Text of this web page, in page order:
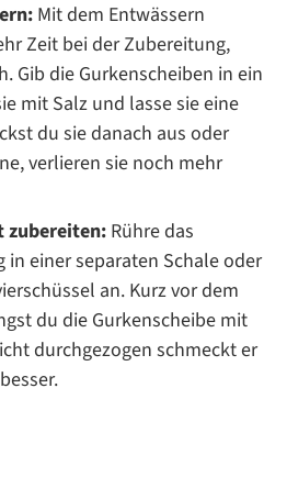
Mit dem Entwässern
Zeit bei der Zubereitung,
Gib die Gurkenscheiben in ein
mit Salz und lasse sie eine
du sie danach aus oder
verlieren sie noch mehr
zubereiten: Rühre das
in einer separaten Schale oder
an. Kurz vor dem
du die Gurkenscheibe mit
durchgezogen schmeckt er